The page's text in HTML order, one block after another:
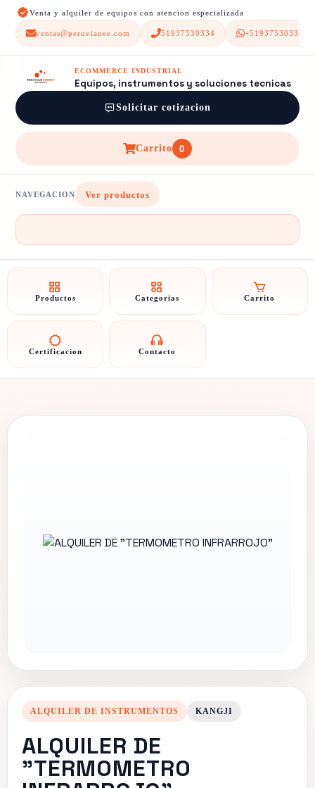
Venta y alquiler de equipos con atencion especializada
ventas@peruvianee.com 51937530334 +51937530334
ECOMMERCE INDUSTRIAL
Equipos, instrumentos y soluciones tecnicas
Solicitar cotizacion
Carrito 0
NAVEGACION Ver productos
Productos Categorias Carrito
Certificacion Contacto
ALQUILER DE INSTRUMENTOS KANGJI
ALQUILER DE
"TERMOMETRO